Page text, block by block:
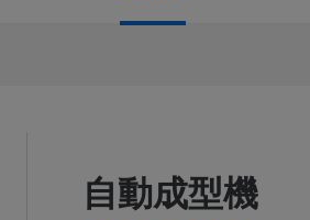
自動成型機